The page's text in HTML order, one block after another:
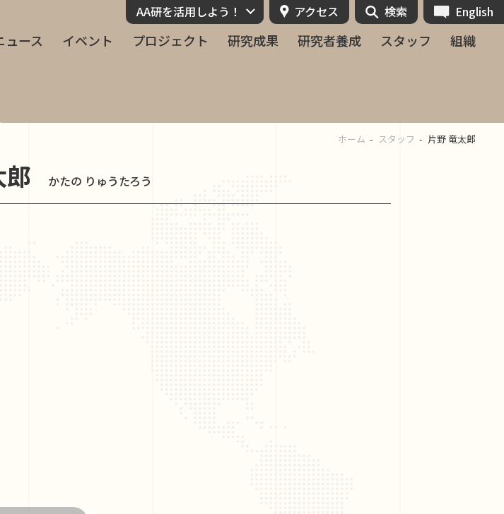
ュース イベント プロジェクト 研究成果 研究者養成 スタッフ 組織
AA研を活用しよう！ アクセス 検索 English
ホーム スタッフ 片野 竜太郎
郎 かたの りゅうたろう